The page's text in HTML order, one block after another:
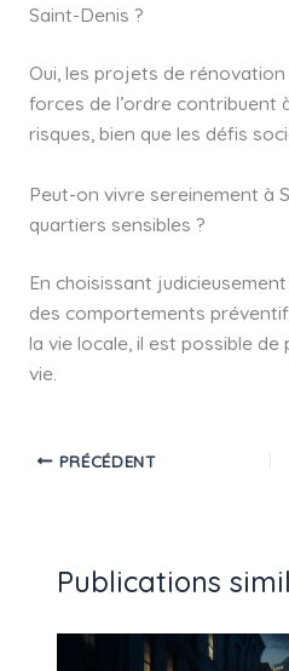
Saint-Denis ?
Oui, les projets de
forces de l’ordre contribuent
risques, bien que les défis
Peut-on vivre sereinement à
quartiers sensibles ?
En choisissant
des comportements
la vie locale, il est possible
vie.
PRÉCÉDENT
Publications